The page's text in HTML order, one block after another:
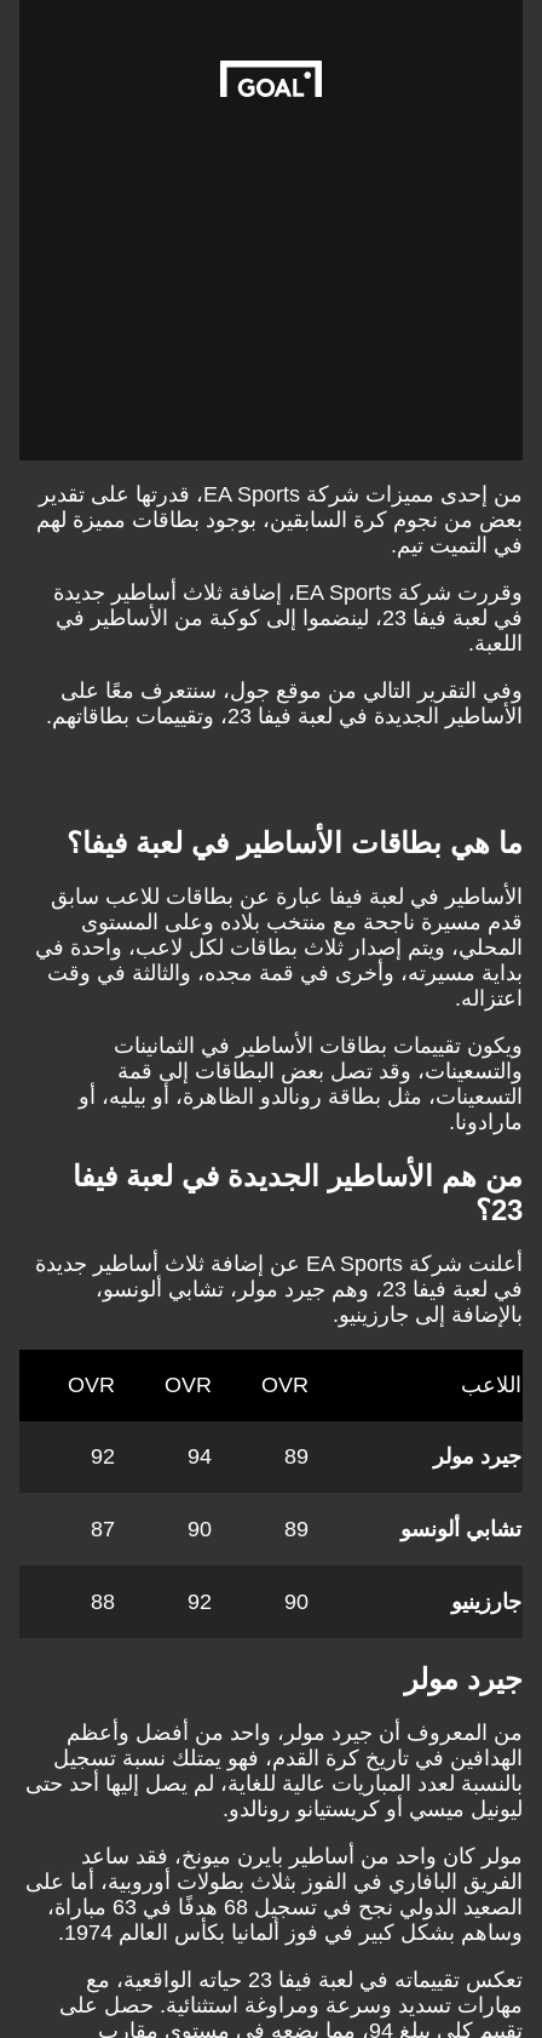
من إحدى مميزات شركة EA Sports، قدرتها على تقدير
نجوم كرة السابقين، بوجود بطاقات مميزة لهم
تيم.
وقررت شركة EA Sports، إضافة ثلاث أساطير جديدة
في لعبة فيفا 23، لينضموا إلى كوكبة من الأساطير في
التالي من موقع جول، سنتعرف معًا على
الجديدة في لعبة فيفا 23، وتقييمات بطاقاتهم.
بطاقات الأساطير في لعبة فيفا؟
في لعبة فيفا عبارة عن بطاقات للاعب سابق
ناجحة مع منتخب بلاده وعلى المستوى
ويتم إصدار ثلاث بطاقات لكل لاعب، واحدة في
مسيرته، وأخرى في قمة مجده، والثالثة في وقت
تقييمات بطاقات الأساطير في الثمانينات
وقد تصل بعض البطاقات إلى قمة
مثل بطاقة رونالدو الظاهرة، أو بيليه، أو
الأساطير الجديدة في لعبة فيفا
أعلنت شركة EA Sports عن إضافة ثلاث أساطير جديدة
في لعبة فيفا 23، وهم جيرد مولر، تشابي ألونسو،
إلى جارزينيو.
OVR
OVR
مولر
ألونسو
مولر
أن جيرد مولر، واحد من أفضل وأعظم
في تاريخ كرة القدم، فهو يمتلك نسبة تسجيل
لعدد المباريات عالية للغاية، لم يصل إليها أحد حتى
ميسي أو كريستيانو رونالدو.
كان واحد من أساطير بايرن ميونخ، فقد ساعد
البافاري في الفوز بثلاث بطولات أوروبية، أما على
الصعيد الدولي نجح في تسجيل 68 هدفًا في 63 مباراة،
بشكل كبير في فوز ألمانيا بكأس العالم 1974.
تعكس تقييماته في لعبة فيفا 23 حياته الواقعية، مع
تسديد وسرعة ومراوغة استثنائية. حصل على
تقييم كلي يبلغ 94، مما يضعه في مستوى مقارب